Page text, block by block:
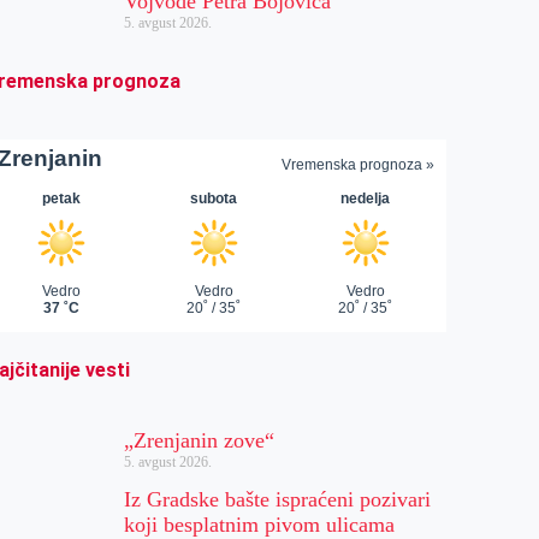
5. avgust 2026.
prognoza
vesti
„Zrenjanin zove“
5. avgust 2026.
Iz Gradske bašte ispraćeni pozivari
koji besplatnim pivom ulicama